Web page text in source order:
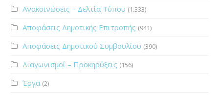
Ανακοινώσεις – Δελτία Τύπου (1.333)
Αποφάσεις Δημοτικής Επιτροπής (941)
Αποφάσεις Δημοτικού Συμβουλίου (390)
Διαγωνισμοί – Προκηρύξεις (156)
Έργα (2)